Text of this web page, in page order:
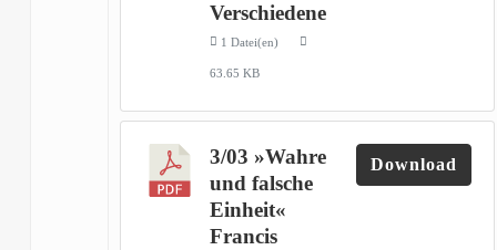
Verschiedene
1 Datei(en)
63.65 KB
3/03 »Wahre
und falsche
Einheit«
Francis
Download